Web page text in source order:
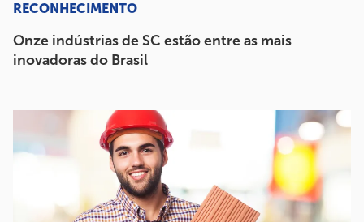
RECONHECIMENTO
Onze indústrias de SC estão entre as mais
inovadoras do Brasil